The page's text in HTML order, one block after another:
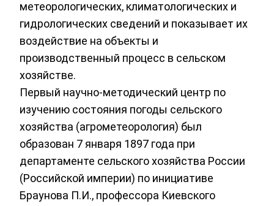
метеорологических, климатологических и
гидрологических сведений и показывает их
воздействие на объекты и
производственный процесс в сельском
хозяйстве.
Первый научно-методический центр по
изучению состояния погоды сельского
хозяйства (агрометеорология) был
образован 7 января 1897 года при
департаменте сельского хозяйства России
(Российской империи) по инициативе
Браунова П.И., профессора Киевского